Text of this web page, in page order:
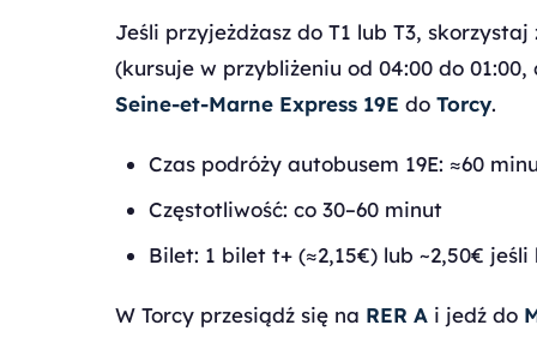
Jeśli przyjeżdżasz do T1 lub T3,
(kursuje w przybliżeniu od 04:00 do
Seine-et-Marne Express 19E do Torcy.
Czas podróży autobusem 19E: ≈60
Częstotliwość: co 30–60 minut
Bilet: 1 bilet t+ (≈2,15€) lub ~2,50€
W Torcy przesiądź się na RER A i jedź do